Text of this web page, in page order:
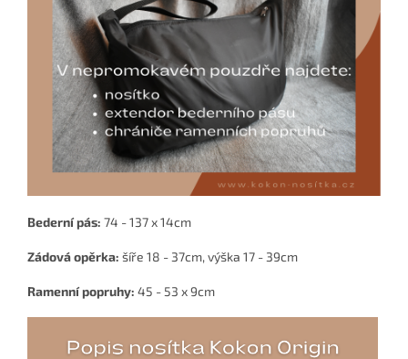
Bederní pás: 74 - 137 x 14cm
Zádová opěrka: šíře 18 - 37cm, výška 17 - 39cm
Ramenní popruhy: 45 - 53 x 9cm